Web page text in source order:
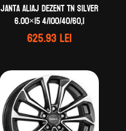
Janta aliaj DEZENT TN silver
6.00×15 4/100/40/60,1
625.93lei